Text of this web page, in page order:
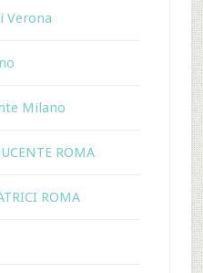
Verona
Milano
ROMA
ROMA